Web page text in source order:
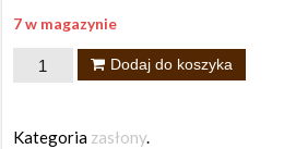
7 w magazynie
Ilość Dodaj do koszyka
Kategoria zasłony.